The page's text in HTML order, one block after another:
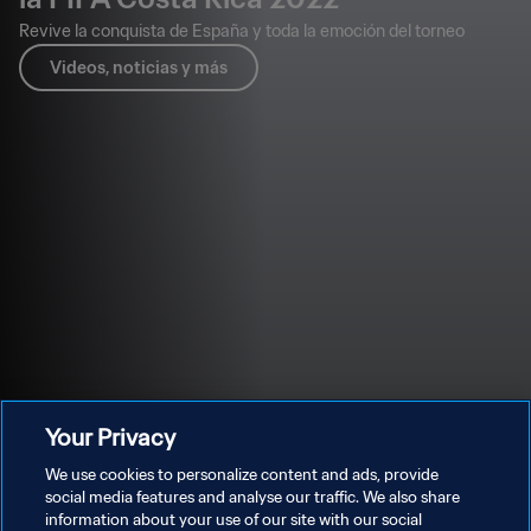
Revive la conquista de España y toda la emoción del torneo
Videos, noticias y más
Your Privacy
We use cookies to personalize content and ads, provide
social media features and analyse our traffic. We also share
information about your use of our site with our social